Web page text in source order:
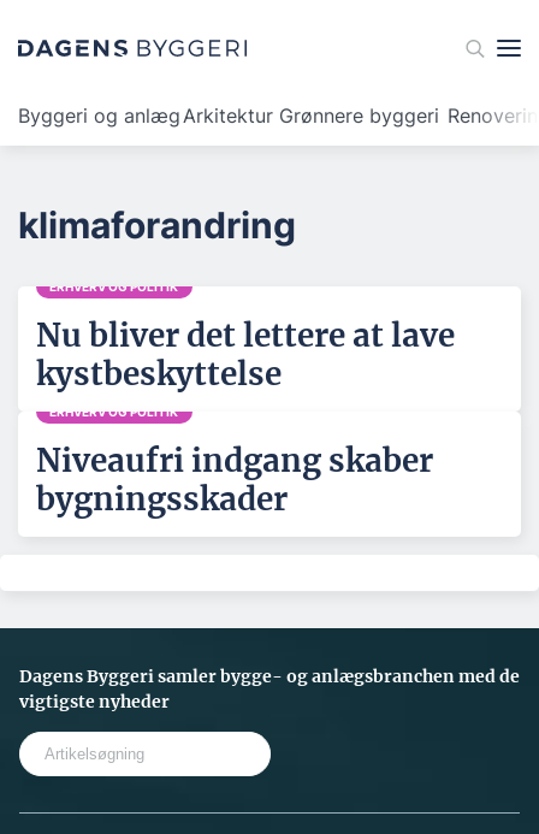
Byggeri og anlægArkitektur Grønnere byggeri
klimaforandring
ERHVERV OG POLITIK
Nu bliver det lettere at lave
kystbeskyttelse
ERHVERV OG POLITIK
Niveaufri indgang skaber
bygningsskader
Dagens Byggeri samler bygge- og anlægsbranchen med de
vigtigste nyheder